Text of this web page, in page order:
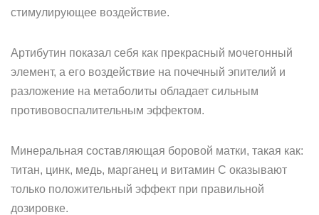
стимулирующее воздействие.
Артибутин показал себя как прекрасный мочегонный
элемент, а его воздействие на почечный эпителий и
разложение на метаболиты обладает сильным
противовоспалительным эффектом.
Минеральная составляющая боровой матки, такая как:
титан, цинк, медь, марганец и витамин С оказывают
только положительный эффект при правильной
дозировке.